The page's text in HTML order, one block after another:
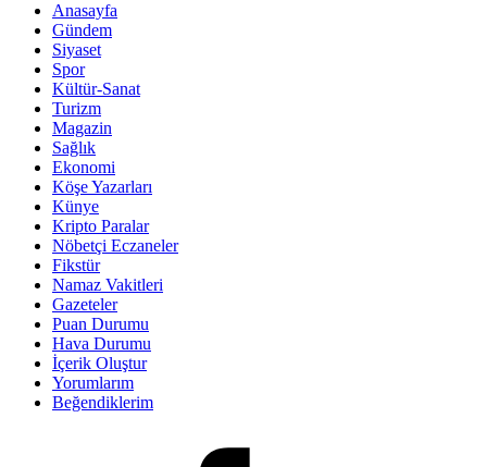
Anasayfa
Gündem
Siyaset
Spor
Kültür-Sanat
Turizm
Magazin
Sağlık
Ekonomi
Köşe Yazarları
Künye
Kripto Paralar
Nöbetçi Eczaneler
Fikstür
Namaz Vakitleri
Gazeteler
Puan Durumu
Hava Durumu
İçerik Oluştur
Yorumlarım
Beğendiklerim